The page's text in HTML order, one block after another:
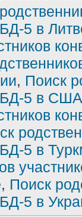
5 в
, Поиск
БД-5 в США
5 в
, Поиск
5 в